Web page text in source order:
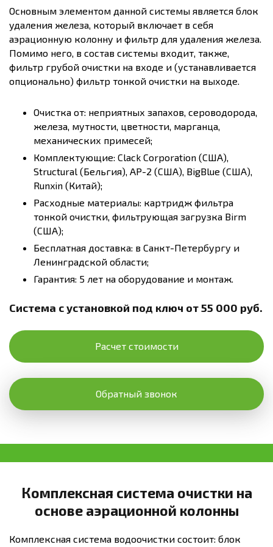
Основным элементом данной системы является блок
удаления железа, который включает в себя
аэрационную колонну и фильтр для удаления железа.
Помимо него, в состав системы входит, также,
фильтр грубой очистки на входе и (устанавливается
опционально) фильтр тонкой очистки на выходе.
Очистка от: неприятных запахов, сероводорода,
железа, мутности, цветности, марганца,
механических примесей;
Комплектующие: Clack Corporation (США),
Structural (Бельгия), AP-2 (США), BigBlue (США),
Runxin (Китай);
Расходные материалы: картридж фильтра
тонкой очистки, фильтрующая загрузка Birm
(США);
Бесплатная доставка: в Санкт-Петербургу и
Ленинградской области;
Гарантия: 5 лет на оборудование и монтаж.
Система с установкой под ключ от 55 000 руб.
Расчет стоимости
Обратный звонок
Комплексная система очистки на
основе аэрационной колонны
Комплексная система водоочистки состоит: блок